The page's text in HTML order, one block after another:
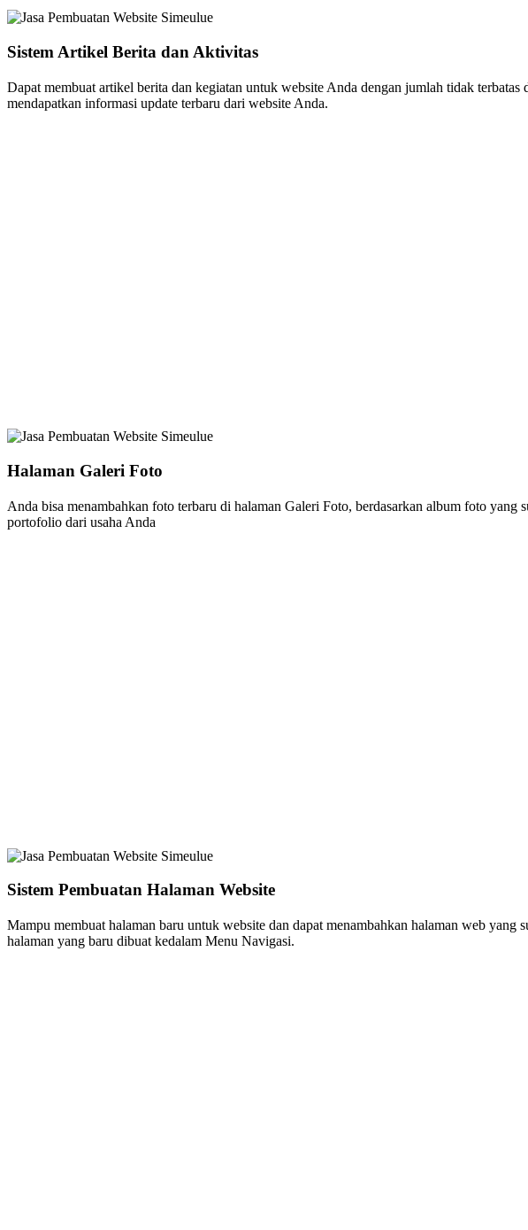
Sistem Artikel Berita dan Aktivitas
Dapat membuat artikel berita dan kegiatan untuk website Anda dengan jumlah tidak
mendapatkan informasi update terbaru dari website Anda.
Halaman Galeri Foto
Anda bisa menambahkan foto terbaru di halaman Galeri Foto, berdasarkan album foto
portofolio dari usaha Anda
Sistem Pembuatan Halaman Website
Mampu membuat halaman baru untuk website dan dapat menambahkan halaman web
halaman yang baru dibuat kedalam Menu Navigasi.